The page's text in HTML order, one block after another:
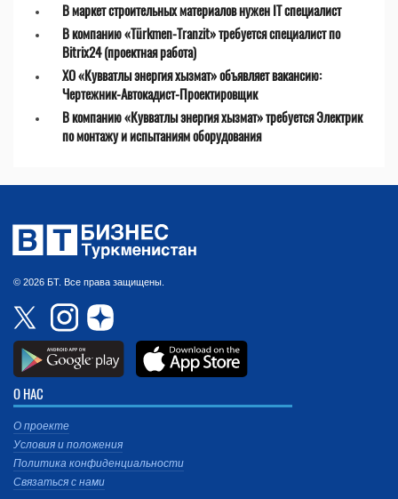
В маркет строительных материалов нужен IT специалист
В компанию «Türkmen-Tranzit» требуется специалист по
Bitrix24 (проектная работа)
ХО «Кувватлы энергия хызмат» объявляет вакансию:
Чертежник-Автокадист-Проектировщик
В компанию «Кувватлы энергия хызмат» требуется Электрик
по монтажу и испытаниям оборудования
© 2026 БТ. Все права защищены.
О НАС
О проекте
Условия и положения
Политика конфиденциальности
Связаться с нами